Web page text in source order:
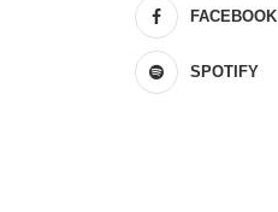
FACEBOOK
SPOTIFY